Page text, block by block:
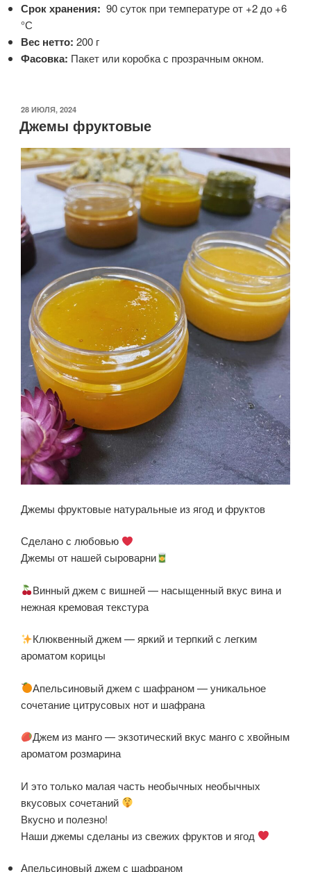
Срок хранения: 90 суток при температуре от +2 до +6
°С
Вес нетто: 200 г
Фасовка: Пакет или коробка с прозрачным окном.
ОПУБЛИКОВАНО
28 ИЮЛЯ, 2024
Джемы фруктовые
Джемы фруктовые натуральные из ягод и фруктов
Сделано с любовью
Джемы от нашей сыроварни
Винный джем с вишней — насыщенный вкус вина и
нежная кремовая текстура
Клюквенный джем — яркий и терпкий с легким
ароматом корицы
Апельсиновый джем с шафраном — уникальное
сочетание цитрусовых нот и шафрана
Джем из манго — экзотический вкус манго с хвойным
ароматом розмарина
И это только малая часть необычных необычных
вкусовых сочетаний
Вкусно и полезно!
Наши джемы сделаны из свежих фруктов и ягод
Апельсиновый джем с шафраном